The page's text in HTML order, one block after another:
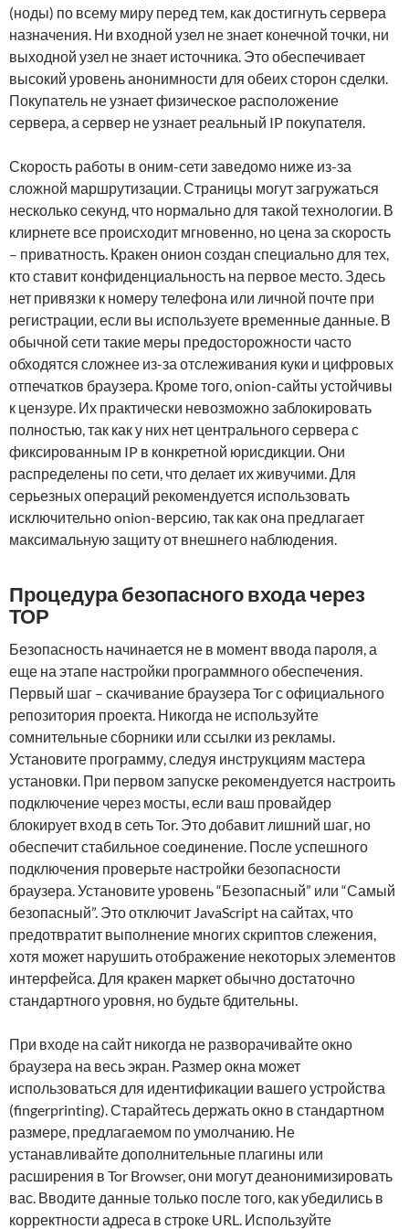
(ноды) по всему миру перед тем, как достигнуть сервера
назначения. Ни входной узел не знает конечной точки, ни
выходной узел не знает источника. Это обеспечивает
высокий уровень анонимности для обеих сторон сделки.
Покупатель не узнает физическое расположение
сервера, а сервер не узнает реальный IP покупателя.
Скорость работы в оним-сети заведомо ниже из-за
сложной маршрутизации. Страницы могут загружаться
несколько секунд, что нормально для такой технологии. В
клирнете все происходит мгновенно, но цена за скорость
– приватность. Кракен онион создан специально для тех,
кто ставит конфиденциальность на первое место. Здесь
нет привязки к номеру телефона или личной почте при
регистрации, если вы используете временные данные. В
обычной сети такие меры предосторожности часто
обходятся сложнее из-за отслеживания куки и цифровых
отпечатков браузера. Кроме того, onion-сайты устойчивы
к цензуре. Их практически невозможно заблокировать
полностью, так как у них нет центрального сервера с
фиксированным IP в конкретной юрисдикции. Они
распределены по сети, что делает их живучими. Для
серьезных операций рекомендуется использовать
исключительно onion-версию, так как она предлагает
максимальную защиту от внешнего наблюдения.
Процедура безопасного входа через
ТОР
Безопасность начинается не в момент ввода пароля, а
еще на этапе настройки программного обеспечения.
Первый шаг – скачивание браузера Tor с официального
репозитория проекта. Никогда не используйте
сомнительные сборники или ссылки из рекламы.
Установите программу, следуя инструкциям мастера
установки. При первом запуске рекомендуется настроить
подключение через мосты, если ваш провайдер
блокирует вход в сеть Tor. Это добавит лишний шаг, но
обеспечит стабильное соединение. После успешного
подключения проверьте настройки безопасности
браузера. Установите уровень “Безопасный” или “Самый
безопасный”. Это отключит JavaScript на сайтах, что
предотвратит выполнение многих скриптов слежения,
хотя может нарушить отображение некоторых элементов
интерфейса. Для кракен маркет обычно достаточно
стандартного уровня, но будьте бдительны.
При входе на сайт никогда не разворачивайте окно
браузера на весь экран. Размер окна может
использоваться для идентификации вашего устройства
(fingerprinting). Старайтесь держать окно в стандартном
размере, предлагаемом по умолчанию. Не
устанавливайте дополнительные плагины или
расширения в Tor Browser, они могут деанонимизировать
вас. Вводите данные только после того, как убедились в
корректности адреса в строке URL. Используйте